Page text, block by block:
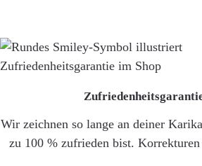
Wir zeichnen so lange an deiner
zu 100 % zufrieden bist.